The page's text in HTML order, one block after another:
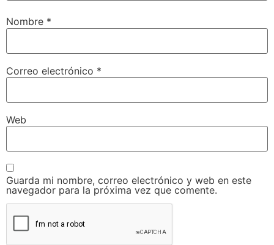
Nombre *
Correo electrónico *
Web
Guarda mi nombre, correo electrónico y web en este
navegador para la próxima vez que comente.